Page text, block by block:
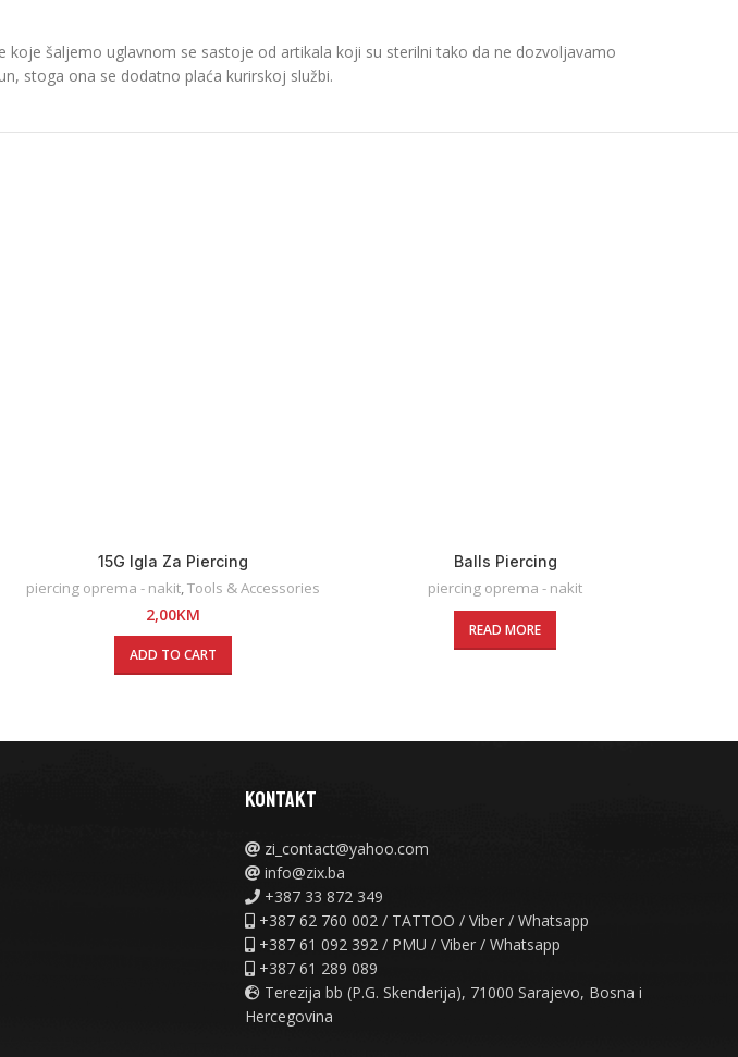
šaljemo uglavnom se sastoje od artikala koji su sterilni tako da ne dozvoljavamo
stoga ona se dodatno plaća kurirskoj službi.
15G Igla Za Piercing
piercing oprema - nakit,Tools & Accessories
2,00KM
ADD TO CART
Balls Piercing
piercing oprema - nakit
READ MORE
KONTAKT
zi_contact@yahoo.com
info@zix.ba
+387 33 872 349
+387 62 760 002 / TATTOO / Viber / Whatsapp
+387 61 092 392 / PMU / Viber / Whatsapp
+387 61 289 089
Terezija bb (P.G. Skenderija), 71000 Sarajevo, Bosna i
Hercegovina